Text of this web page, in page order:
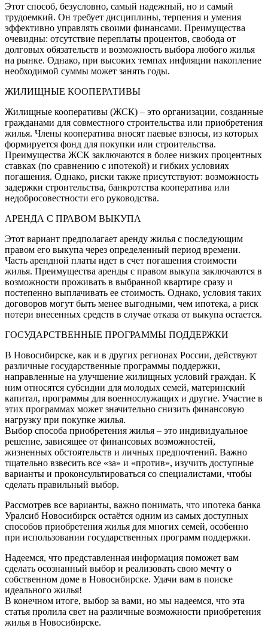
Этот способ, безусловно, самый надежный, но и самый
трудоемкий. Он требует дисциплины, терпения и умения
эффективно управлять своими финансами. Преимущества
очевидны: отсутствие переплаты процентов, свобода от
долговых обязательств и возможность выбора любого жилья
на рынке. Однако, при высоких темпах инфляции накопление
необходимой суммы может занять годы.
ЖИЛИЩНЫЕ КООПЕРАТИВЫ
Жилищные кооперативы (ЖСК) – это организации, созданные
гражданами для совместного строительства или приобретения
жилья. Члены кооператива вносят паевые взносы, из которых
формируется фонд для покупки или строительства.
Преимущества ЖСК заключаются в более низких процентных
ставках (по сравнению с ипотекой) и гибких условиях
погашения. Однако, риски также присутствуют: возможность
задержки строительства, банкротства кооператива или
недобросовестности его руководства.
АРЕНДА С ПРАВОМ ВЫКУПА
Этот вариант предполагает аренду жилья с последующим
правом его выкупа через определенный период времени.
Часть арендной платы идет в счет погашения стоимости
жилья. Преимущества аренды с правом выкупа заключаются в
возможности проживать в выбранной квартире сразу и
постепенно выплачивать ее стоимость. Однако, условия таких
договоров могут быть менее выгодными, чем ипотека, а риск
потери внесенных средств в случае отказа от выкупа остается.
ГОСУДАРСТВЕННЫЕ ПРОГРАММЫ ПОДДЕРЖКИ
В Новосибирске, как и в других регионах России, действуют
различные государственные программы поддержки,
направленные на улучшение жилищных условий граждан. К
ним относятся субсидии для молодых семей, материнский
капитал, программы для военнослужащих и другие. Участие в
этих программах может значительно снизить финансовую
нагрузку при покупке жилья.
Выбор способа приобретения жилья – это индивидуальное
решение, зависящее от финансовых возможностей,
жизненных обстоятельств и личных предпочтений. Важно
тщательно взвесить все «за» и «против», изучить доступные
варианты и проконсультироваться со специалистами, чтобы
сделать правильный выбор.
Рассмотрев все варианты, важно понимать, что ипотека банка
Уралсиб Новосибирск остаётся одним из самых доступных
способов приобретения жилья для многих семей, особенно
при использовании государственных программ поддержки.
Надеемся, что представленная информация поможет вам
сделать осознанный выбор и реализовать свою мечту о
собственном доме в Новосибирске. Удачи вам в поиске
идеального жилья!
В конечном итоге, выбор за вами, но мы надеемся, что эта
статья пролила свет на различные возможности приобретения
жилья в Новосибирске.